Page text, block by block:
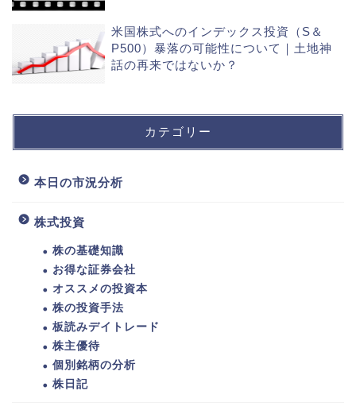
米国株式へのインデックス投資（S＆
P500）暴落の可能性について｜土地神
話の再来ではないか？
カテゴリー
本日の市況分析
株式投資
株の基礎知識
お得な証券会社
オススメの投資本
株の投資手法
板読みデイトレード
株主優待
個別銘柄の分析
株日記